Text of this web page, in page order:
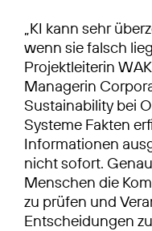
„KI kann sehr
wenn sie falsch
Projektleiterin
Managerin
Sustainability bei O
Systeme Fakten
Informationen
nicht sofort.
Menschen die
zu prüfen und
Entscheidungen